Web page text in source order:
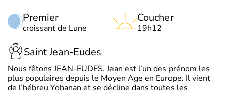
Premier
croissant de Lune
Coucher
19h12
Saint Jean-Eudes
Nous fêtons JEAN-EUDES. Jean est l’un des prénom les
plus populaires depuis le Moyen Age en Europe. Il vient
de l’hébreu Yohanan et se décline dans toutes les